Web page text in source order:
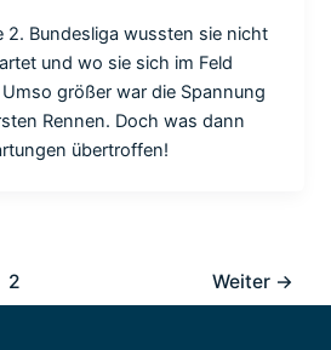
2. Bundesliga wussten sie nicht
und wo sie sich im Feld
größer war die Spannung
Rennen. Doch was dann
übertroffen!
2 Weiter →